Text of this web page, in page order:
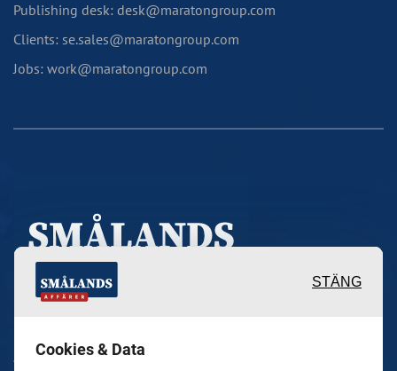
Publishing desk: desk@maratongroup.com
Clients: se.sales@maratongroup.com
Jobs: work@maratongroup.com
värdefulla berättelser och
STÄNG
Cookies & Data